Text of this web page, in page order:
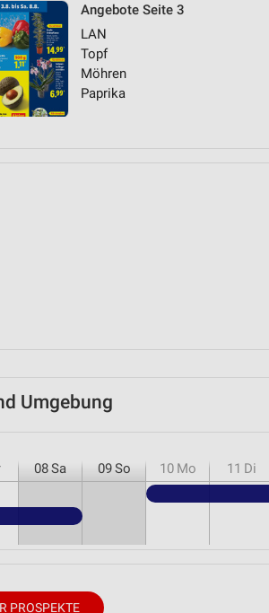
Angebote Seite 3
LAN
Topf
Möhren
Paprika
Umgebung
08Sa 09So 10 Mo 11 Di
PROSPEKTE